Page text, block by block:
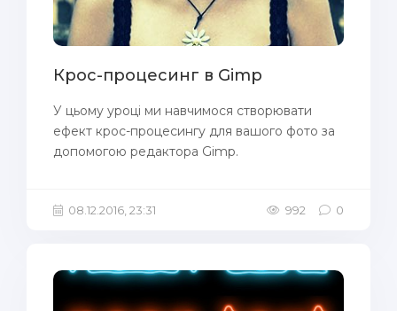
Крос-процесинг в Gimp
У цьому уроці ми навчимося створювати
ефект крос-процесингу для вашого фото за
допомогою редактора Gimp.
08.12.2016, 23:31 992 0